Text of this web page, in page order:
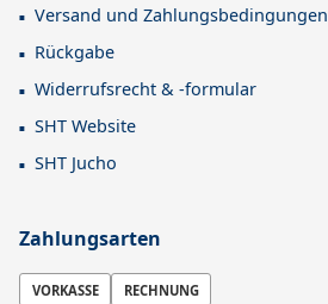
Versand und Zahlungsbedingungen
Rückgabe
Widerrufsrecht & -formular
SHT Website
SHT Jucho
Zahlungsarten
VORKASSE RECHNUNG